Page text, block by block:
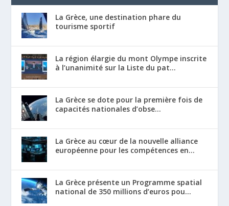
La Grèce, une destination phare du
tourisme sportif
La région élargie du mont Olympe inscrite
à l’unanimité sur la Liste du pat...
La Grèce se dote pour la première fois de
capacités nationales d’obse...
La Grèce au cœur de la nouvelle alliance
européenne pour les compétences en...
La Grèce présente un Programme spatial
national de 350 millions d’euros pou...